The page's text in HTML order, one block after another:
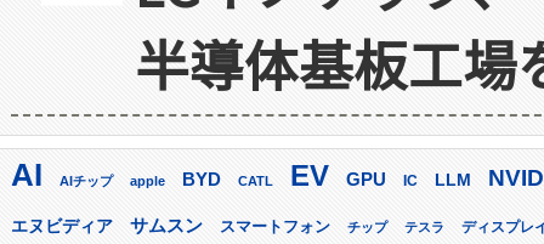
半導体基板工場
AI AIチップ apple BYD CATL EV GPU IC LLM
エヌビディア サムスン スマートフォン チップ テスラ ディスプレ